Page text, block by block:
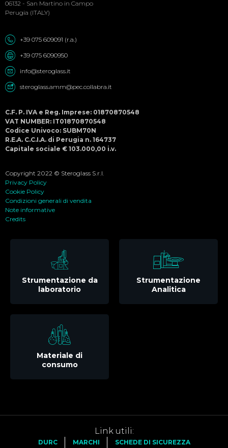
06132 - San Martino in Campo
Perugia (ITALY)
+39 075 609091 (r.a.)
+39 075 6090950
info@steroglass.it
steroglass.amm@pec.collabra.it
C.F. P. IVA e Reg. Imprese: 01870870548
VAT NUMBER: IT01870870548
Codice Univoco: SUBM70N
R.E.A. C.C.I.A. di Perugia n. 164737
Capitale sociale € 103.000,00 i.v.
Copyright 2022 © Steroglass S.r.l.
Privacy Policy
Cookie Policy
Condizioni generali di vendita
Note informative
Credits
Strumentazione da
laboratorio
Strumentazione
Analitica
Materiale di
consumo
Link utili:
DURC MARCHI SCHEDE DI SICUREZZA